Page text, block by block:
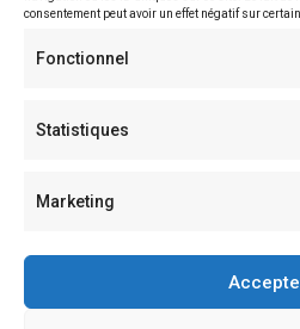
consentement peut avoir un effet négatif sur
Fonctionnel
Statistiques
Marketing
LONGEVITY